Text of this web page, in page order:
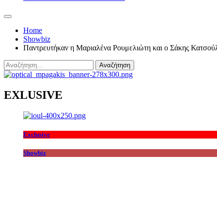
Home
Showbiz
Παντρευτήκαν η Μαριαλένα Ρουμελιώτη και ο Σάκης
Αναζήτηση
για:
EXLUSIVE
Exclusive
Showbiz